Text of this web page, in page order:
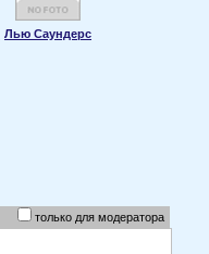
Лью Саундерс
только для модератора